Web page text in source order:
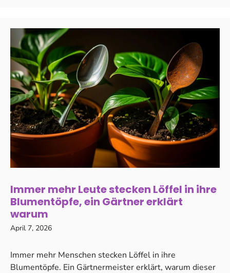
Immer mehr Leute stecken Löffel in ihre
Blumentöpfe, ein Gärtner erklärt
warum
April 7, 2026
Immer mehr Menschen stecken Löffel in ihre
Blumentöpfe. Ein Gärtnermeister erklärt, warum dieser